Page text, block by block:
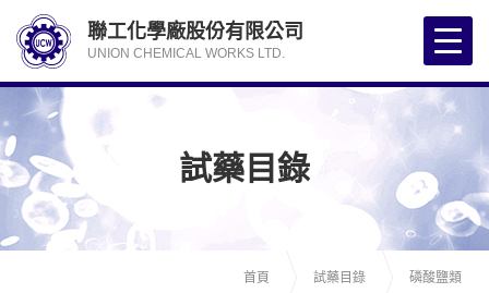
試藥目錄
首頁 試藥目錄 磷酸鹽類
聯工化學廠股份有限公司
UNION CHEMICAL WORKS LTD.